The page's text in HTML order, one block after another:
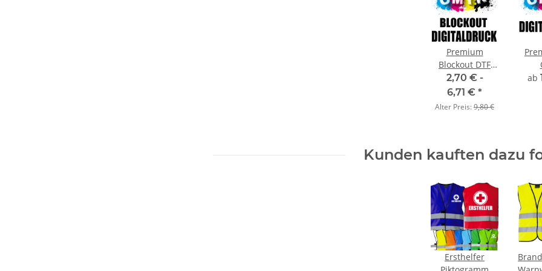
Premium
Blockout DTF
Digitaldruck
CMYK
2,70 € -
6,71 € *
Alter Preis:9,80 €
ab
Kunden kauften dazu
Ersthelfer